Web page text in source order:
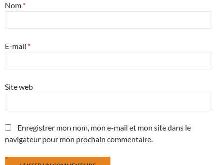
Nom *
E-mail *
Site web
Enregistrer mon nom, mon e-mail et mon site dans le
navigateur pour mon prochain commentaire.